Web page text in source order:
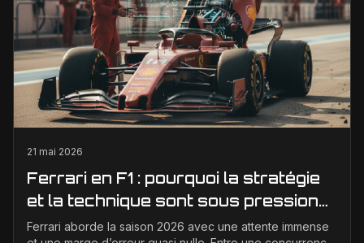
21 mai 2026
Ferrari en F1 : pourquoi la stratégie
et la technique sont sous pression
en 2026
Ferrari aborde la saison 2026 avec une attente immense